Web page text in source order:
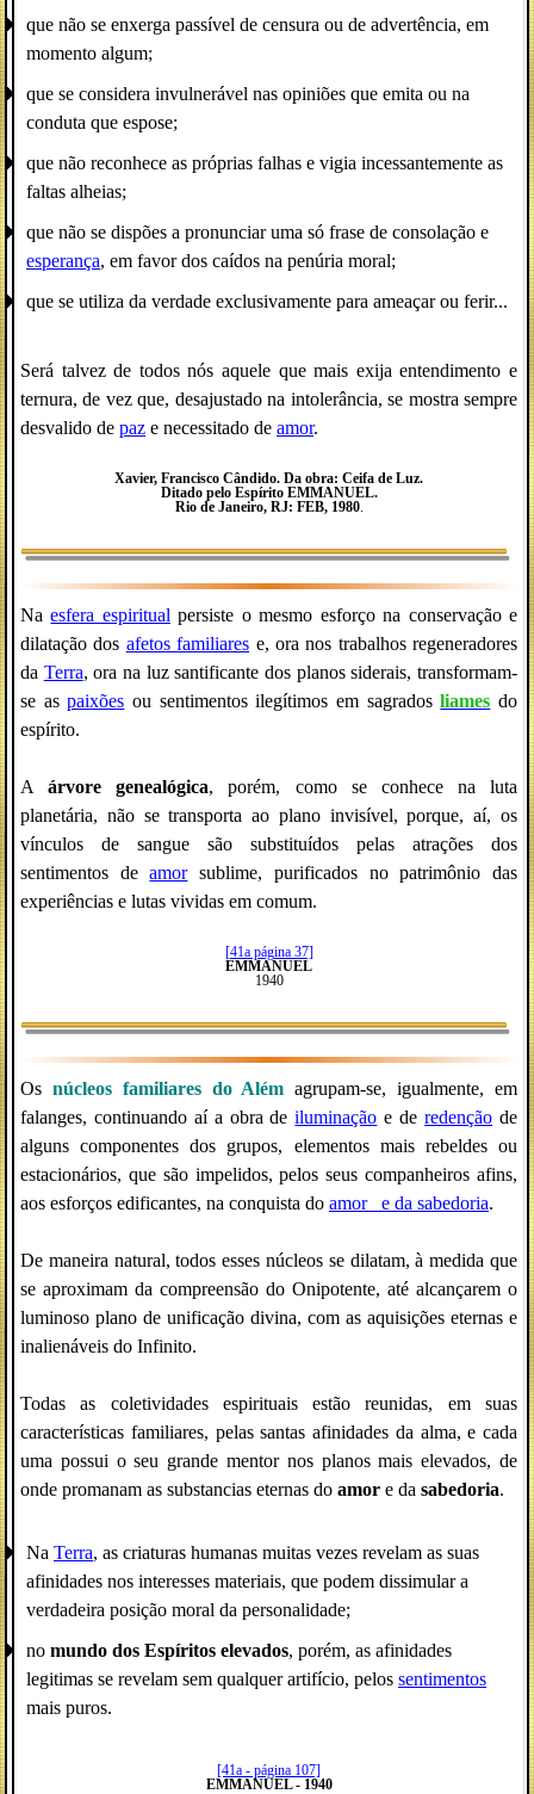
que não se enxerga passível de censura ou de advertência, em
momento algum;
que se considera invulnerável nas opiniões que emita ou na
conduta que espose;
que não reconhece as próprias falhas e vigia incessantemente as
faltas alheias;
que não se dispões a pronunciar uma só frase de consolação e
esperança, em favor dos caídos na penúria moral;
que se utiliza da verdade exclusivamente para ameaçar ou ferir...
Será talvez de todos nós aquele que mais exija entendimento e
ternura, de vez que, desajustado na intolerância, se mostra sempre
desvalido de paz e necessitado de amor.
Xavier, Francisco Cândido. Da obra: Ceifa de Luz.
Ditado pelo Espírito EMMANUEL.
Rio de Janeiro, RJ: FEB, 1980.
Naesfera espiritual persiste o mesmo esforço na conservação e
dilatação dos afetos familiares e, ora nos trabalhos regeneradores
da Terra, ora na luz santificante dos planos siderais, transformam-
se aspaixões ou sentimentos ilegítimos em sagradosliames do
espírito.
Aárvore genealógica, porém, como se conhece na luta
planetária, não se transporta ao plano invisível, porque, aí, os
vínculos de sangue são substituídos pelas atrações dos
sentimentos deamorsublime, purificados no patrimônio das
experiências e lutas vividas em comum.
[41a página 37]
EMMANUEL
1940
Os núcleos familiares do Além agrupam-se, igualmente, em
falanges, continuando aí a obra deiluminação e deredenção de
alguns componentes dos grupos, elementos mais rebeldes ou
estacionários, que são impelidos, pelos seus companheiros afins,
aos esforços edificantes, na conquista do amor_ e da sabedoria.
De maneira natural, todos esses núcleos se dilatam, à medida que
se aproximam da compreensão do Onipotente, até alcançarem o
luminoso plano de unificação divina, com as aquisições eternas e
inalienáveis do Infinito.
Todas as coletividades espirituais estão reunidas, em suas
características familiares, pelas santas afinidades da alma, e cada
uma possui o seu grande mentor nos planos mais elevados, de
onde promanam as substancias eternas do amor e da sabedoria.
Na Terra, as criaturas humanas muitas vezes revelam as suas
afinidades nos interesses materiais, que podem dissimular a
verdadeira posição moral da personalidade;
no mundo dos Espíritos elevados, porém, as afinidades
legitimas se revelam sem qualquer artifício, pelos sentimentos
mais puros.
[41a - página 107]
EMMANUEL - 1940